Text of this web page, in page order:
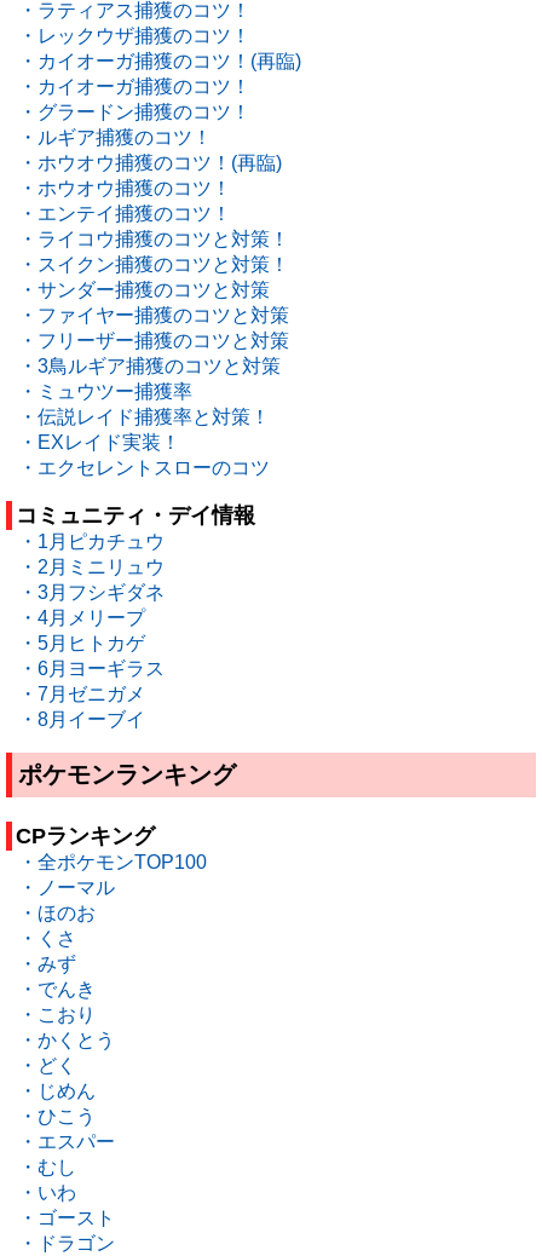
・ラティアス捕獲のコツ！
・レックウザ捕獲のコツ！
・カイオーガ捕獲のコツ！(再臨)
・カイオーガ捕獲のコツ！
・グラードン捕獲のコツ！
・ルギア捕獲のコツ！
・ホウオウ捕獲のコツ！(再臨)
・ホウオウ捕獲のコツ！
・エンテイ捕獲のコツ！
・ライコウ捕獲のコツと対策！
・スイクン捕獲のコツと対策！
・サンダー捕獲のコツと対策
・ファイヤー捕獲のコツと対策
・フリーザー捕獲のコツと対策
・3鳥ルギア捕獲のコツと対策
・ミュウツー捕獲率
・伝説レイド捕獲率と対策！
・EXレイド実装！
・エクセレントスローのコツ
コミュニティ・デイ情報
・1月ピカチュウ
・2月ミニリュウ
・3月フシギダネ
・4月メリープ
・5月ヒトカゲ
・6月ヨーギラス
・7月ゼニガメ
・8月イーブイ
ポケモンランキング
CPランキング
・全ポケモンTOP100
・ノーマル
・ほのお
・くさ
・みず
・でんき
・こおり
・かくとう
・どく
・じめん
・ひこう
・エスパー
・むし
・いわ
・ゴースト
・ドラゴン